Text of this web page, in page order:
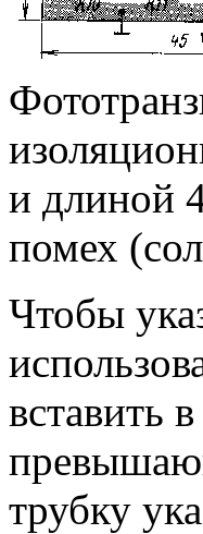
и длиной
помех
Чтобы
вставить
трубку